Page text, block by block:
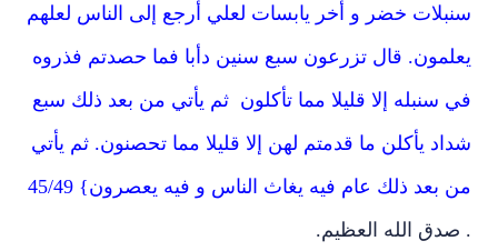
خضر و أخر يابسات لعلي أرجع إلى الناس لعلهم
قال تزرعون سبع سنين دأبا فما حصدتم فذروه
سنبله إلا قليلا مما تأكلون ثم يأتي من بعد ذلك سبع
يأكلن ما قدمتم لهن إلا قليلا مما تحصنون. ثم يأتي
بعد ذلك عام فيه يغاث الناس و فيه يعصرون} 45/49
الله العظيم.